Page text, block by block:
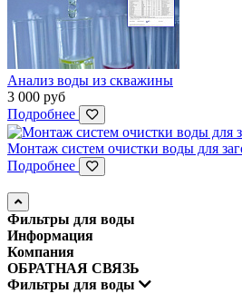
Анализ воды из скважины
3 000 руб
Подробнее
Монтаж систем очистки воды для
Подробнее
Фильтры для воды
Информация
Компания
ОБРАТНАЯ СВЯЗЬ
Фильтры для воды